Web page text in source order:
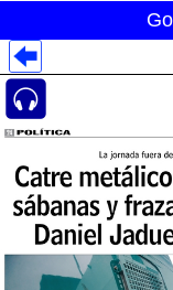
Despliegues
Despliegues
Despliegues